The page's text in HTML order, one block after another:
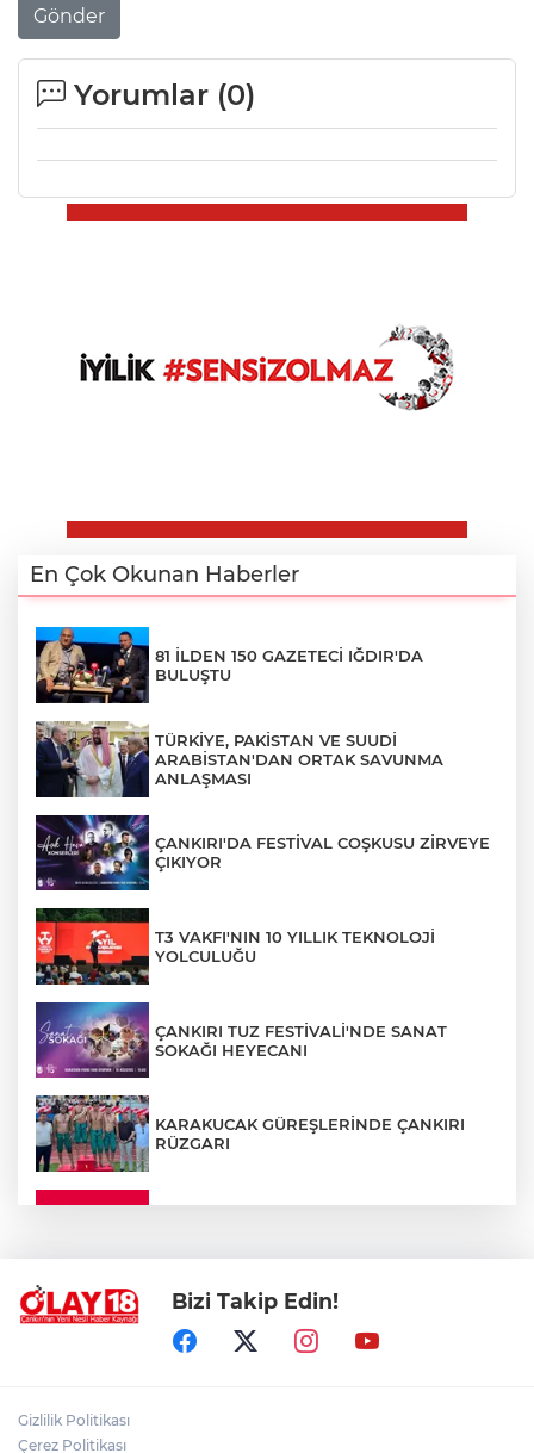
Gönder
Yorumlar (0)
En Çok Okunan Haberler
81 İLDEN 150 GAZETECİ IĞDIR'DA
BULUŞTU
TÜRKİYE, PAKİSTAN VE SUUDİ
ARABİSTAN'DAN ORTAK SAVUNMA
ANLAŞMASI
ÇANKIRI'DA FESTİVAL COŞKUSU ZİRVEYE
ÇIKIYOR
T3 VAKFI'NIN 10 YILLIK TEKNOLOJİ
YOLCULUĞU
ÇANKIRI TUZ FESTİVALİ'NDE SANAT
SOKAĞI HEYECANI
KARAKUCAK GÜREŞLERİNDE ÇANKIRI
RÜZGARI
ADEM YAYLACI ELDİVAN'DA DUALARLA
TOPRAĞA VERİLDİ
Bizi Takip Edin!
Gizlilik Politikası
Çerez Politikası